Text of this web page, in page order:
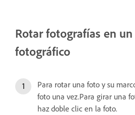
Rotar fotografías en
fotográfico
Para rotar una foto y su
foto una vez.Para girar una
haz doble clic en la foto.